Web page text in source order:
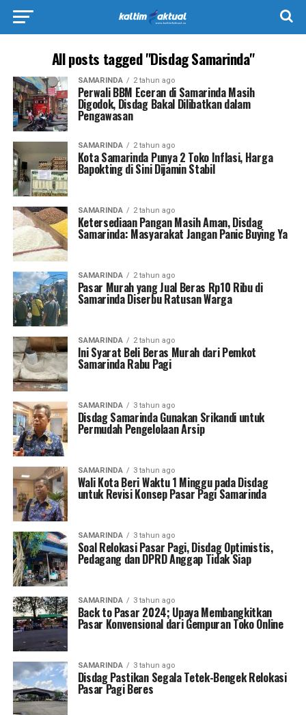
All posts tagged "Disdag Samarinda"
SAMARINDA 2 tahun ago
Perwali BBM Eceran di Samarinda Masih
Digodok, Disdag Bakal Dilibatkan dalam
Pengawasan
SAMARINDA 2 tahun ago
Kota Samarinda Punya 2 Toko Inflasi, Harga
Bapokting di Sini Dijamin Stabil
SAMARINDA 2 tahun ago
Ketersediaan Pangan Masih Aman, Disdag
Samarinda: Masyarakat Jangan Panic Buying Ya
SAMARINDA 2 tahun ago
Pasar Murah yang Jual Beras Rp10 Ribu di
Samarinda Diserbu Ratusan Warga
SAMARINDA 2 tahun ago
Ini Syarat Beli Beras Murah dari Pemkot
Samarinda Rabu Pagi
SAMARINDA 3 tahun ago
Disdag Samarinda Gunakan Srikandi untuk
Permudah Pengelolaan Arsip
SAMARINDA 3 tahun ago
Wali Kota Beri Waktu 1 Minggu pada Disdag
untuk Revisi Konsep Pasar Pagi Samarinda
SAMARINDA 3 tahun ago
Soal Relokasi Pasar Pagi, Disdag Optimistis,
Pedagang dan DPRD Anggap Tidak Siap
SAMARINDA 3 tahun ago
Back to Pasar 2024; Upaya Membangkitkan
Pasar Konvensional dari Gempuran Toko Online
SAMARINDA 3 tahun ago
Disdag Pastikan Segala Tetek-Bengek Relokasi
Pasar Pagi Beres